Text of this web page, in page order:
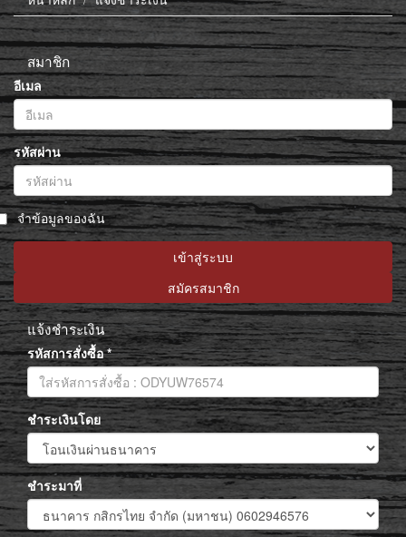
สมาชิก
อีเมล
รหัสผ่าน
จำข้อมูลของฉัน
เข้าสู่ระบบ
สมัครสมาชิก
แจ้งชำระเงิน
รหัสการสั่งซื้อ*
ชำระเงินโดย
ชำระมาที่